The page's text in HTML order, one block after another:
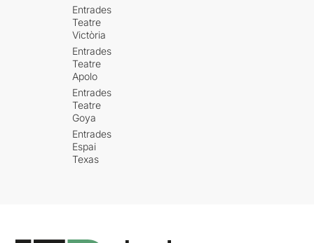
Entrades
Teatre
Victòria
Entrades
Teatre
Apolo
Entrades
Teatre
Goya
Entrades
Espai
Texas